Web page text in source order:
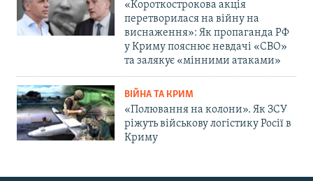
«Короткострокова акція
перетворилася на війну на
виснаження»: Як пропаганда РФ
у Криму пояснює невдачі «СВО»
та залякує «мінними атаками»
ВІЙНА ТА КРИМ
«Полювання на колони». Як ЗСУ
ріжуть військову логістику Росії в
Криму